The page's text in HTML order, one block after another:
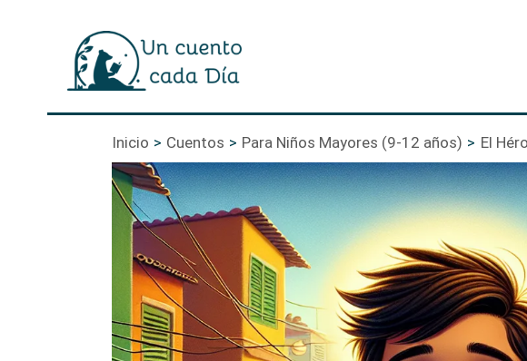
Inicio Cuentos Para Niños Mayores (9-12 años) El